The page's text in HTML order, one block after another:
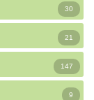
30
21
147
9